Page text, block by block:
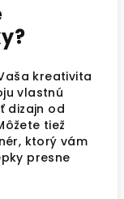
kreativita
vlastnú
dizajn od
tiež
ktorý vám
presne